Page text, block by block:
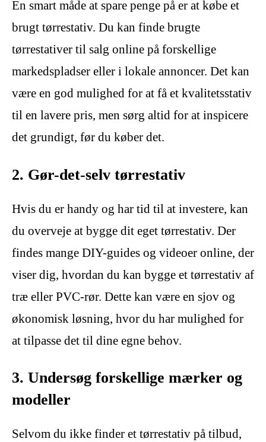
En smart måde at spare penge på er at købe et
brugt tørrestativ. Du kan finde brugte
tørrestativer til salg online på forskellige
markedspladser eller i lokale annoncer. Det kan
være en god mulighed for at få et kvalitetsstativ
til en lavere pris, men sørg altid for at inspicere
det grundigt, før du køber det.
2. Gør-det-selv tørrestativ
Hvis du er handy og har tid til at investere, kan
du overveje at bygge dit eget tørrestativ. Der
findes mange DIY-guides og videoer online, der
viser dig, hvordan du kan bygge et tørrestativ af
træ eller PVC-rør. Dette kan være en sjov og
økonomisk løsning, hvor du har mulighed for
at tilpasse det til dine egne behov.
3. Undersøg forskellige mærker og
modeller
Selvom du ikke finder et tørrestativ på tilbud,